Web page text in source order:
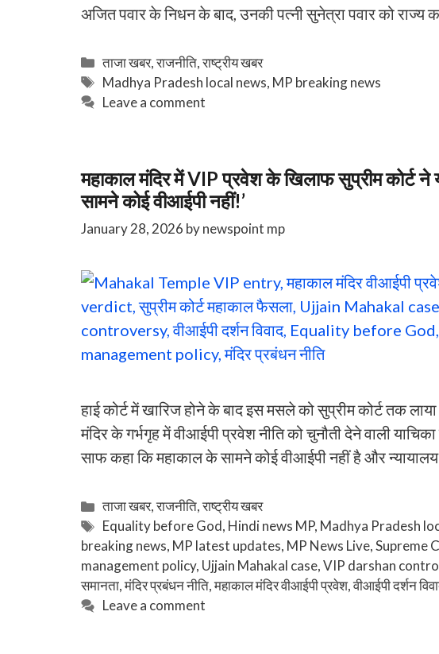
अजित पवार के निधन के बाद, उनकी पत्नी सुनेत्रा पवार को राज्य
Categories
ताजा खबर,राजनीति,राष्ट्रीय खबर
Tags
Madhya Pradesh local news, MP breaking news
Leave a comment
महाकाल मंदिर में VIP प्रवेश के खिलाफ सुप्रीम कोर्ट ने
सामने कोई वीआईपी नहीं!’
January 28, 2026 bynewspoint mp
हाई कोर्ट में खारिज होने के बाद इस मसले को सुप्रीम कोर्ट तक
मंदिर के गर्भगृह में वीआईपी प्रवेश नीति को चुनौती देने वाली
साफ कहा कि महाकाल के सामने कोई वीआईपी नहीं है और
Categories
ताजा खबर,राजनीति,राष्ट्रीय खबर
Tags
Equality before God, Hindi news MP, Madhya Pradesh
breaking news, MP latest updates, MP News Live,Supreme
management policy, Ujjain Mahakal case,VIP darshan
समानता,मंदिर प्रबंधन नीति,महाकाल मंदिर वीआईपी प्रवेश,वीआईपी दर्शन
Leave a comment